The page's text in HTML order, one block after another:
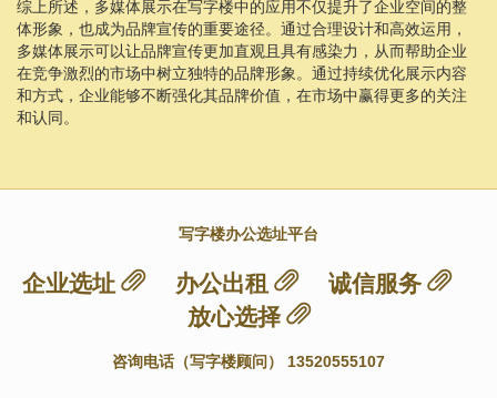
综上所述，多媒体展示在写字楼中的应用不仅提升了企业空间的整
体形象，也成为品牌宣传的重要途径。通过合理设计和高效运用，
多媒体展示可以让品牌宣传更加直观且具有感染力，从而帮助企业
在竞争激烈的市场中树立独特的品牌形象。通过持续优化展示内容
和方式，企业能够不断强化其品牌价值，在市场中赢得更多的关注
和认同。
写字楼办公选址平台
企业选址 办公出租
诚信服务
放心选择
咨询电话（写字楼顾问） 13520555107